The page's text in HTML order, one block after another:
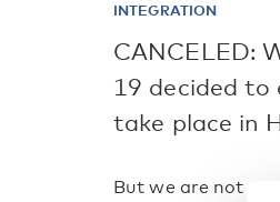
INTEGRATION
CANCELED:
19 decided to
take place in
But we are not